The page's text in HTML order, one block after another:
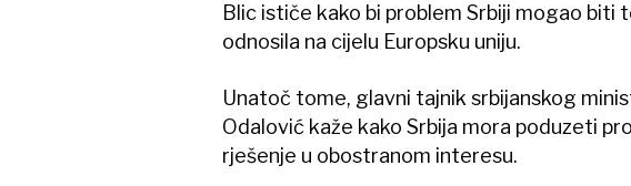
Blic ističe kako bi problem Srbiji mogao biti
odnosila na cijelu Europsku uniju.
Unatoč tome, glavni tajnik srbijanskog
Odalović kaže kako Srbija mora poduzeti
rješenje u obostranom interesu.